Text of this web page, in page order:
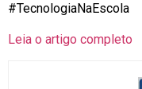
#TecnologiaNaEscola
Leia o artigo completo